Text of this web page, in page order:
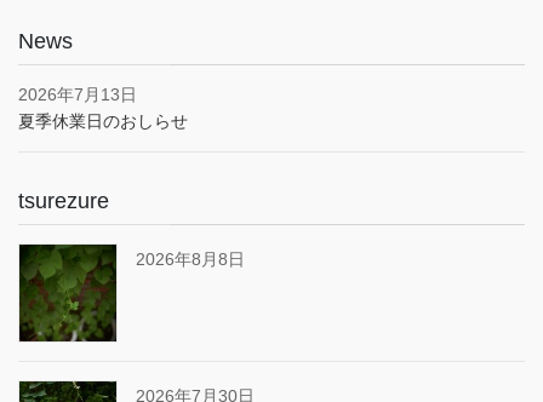
News
2026年7月13日
夏季休業日のおしらせ
tsurezure
2026年8月8日
2026年7月30日